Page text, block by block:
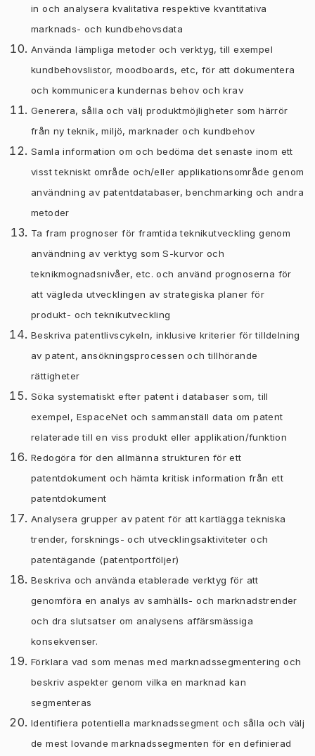
in och analysera kvalitativa respektive kvantitativa
marknads- och kundbehovsdata
Använda lämpliga metoder och verktyg, till exempel
kundbehovslistor, moodboards, etc, för att dokumentera
och kommunicera kundernas behov och krav
Generera, sålla och välj produktmöjligheter som härrör
från ny teknik, miljö, marknader och kundbehov
Samla information om och bedöma det senaste inom ett
visst tekniskt område och/eller applikationsområde genom
användning av patentdatabaser, benchmarking och andra
metoder
Ta fram prognoser för framtida teknikutveckling genom
användning av verktyg som S-kurvor och
teknikmognadsnivåer, etc. och använd prognoserna för
att vägleda utvecklingen av strategiska planer för
produkt- och teknikutveckling
Beskriva patentlivscykeln, inklusive kriterier för tilldelning
av patent, ansökningsprocessen och tillhörande
rättigheter
Söka systematiskt efter patent i databaser som, till
exempel, EspaceNet och sammanställ data om patent
relaterade till en viss produkt eller applikation/funktion
Redogöra för den allmänna strukturen för ett
patentdokument och hämta kritisk information från ett
patentdokument
Analysera grupper av patent för att kartlägga tekniska
trender, forsknings- och utvecklingsaktiviteter och
patentägande (patentportföljer)
Beskriva och använda etablerade verktyg för att
genomföra en analys av samhälls- och marknadstrender
och dra slutsatser om analysens affärsmässiga
konsekvenser.
Förklara vad som menas med marknadssegmentering och
beskriv aspekter genom vilka en marknad kan
segmenteras
Identifiera potentiella marknadssegment och sålla och välj
de mest lovande marknadssegmenten för en definierad